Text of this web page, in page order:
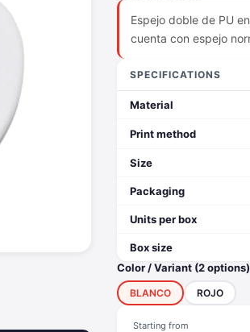
Espejo doble de PU
cuenta con espejo
SPECIFICATIONS
Material
Print method
Size
Packaging
Units per box
Box size
Color / Variant (2 options)
BLANCO ROJO
Starting from